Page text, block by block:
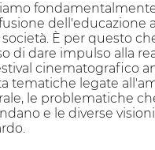
dell'educazione
società. È per questo
di dare impulso alla
cinematografico
tematiche legate
le problematiche
e le diverse